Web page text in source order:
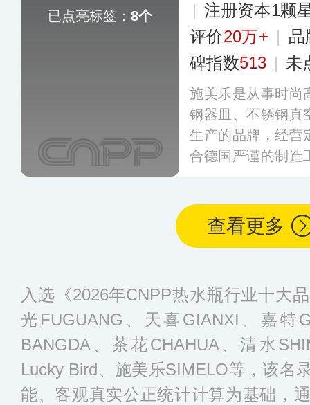
已点亮标签： 8个
| 注册资本1颗
评价20万+ | 品
碑指数513 | 未
施美乐是从事时尚
钢器皿、不锈钢真
生产的品牌，经营
合德国严谨的制造
系和售后服务体系
查看更多
入选《2026年CNPP热水瓶行业十大
光FUGUANG、天喜GIANXI、嘉特
BANGDA、茶花CHAHUA、清水
Lucky Bird、施美乐SIMELO等，该名
能、客观真实公正统计计算为基础，